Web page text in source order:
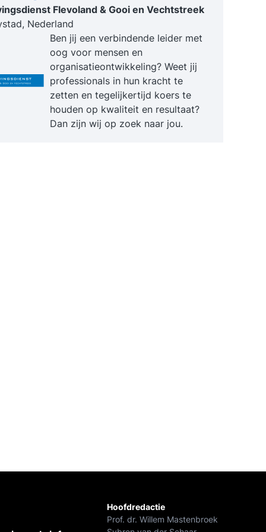
6. Ons brein: de Alfa staat – High
- Flow 7. Mind – body verbinding 8.
– hoe wij leren 9. Oefenen en ervaren op
Dag 3: Integratie Op de laatste dag
de volgende onderwerpen aan bod: 1.
en inzichten van de voorgaande dagen 2.
en experimenteren 3. Oefenen met de nieuwe
4. Spelen van 9 holes 5. Feedback en
na 9 holes 6. Afsluiting met een borrel Voor
Flevoland & Gooi en Vechtstreek
Nederland
Ben jij een verbindende leider met
oog voor mensen en
organisatieontwikkeling? Weet jij
professionals in hun kracht te
zetten en tegelijkertijd koers te
houden op kwaliteit en resultaat?
Dan zijn wij op zoek naar jou.
Hoofdredactie
Prof. dr. Willem Mastenbroek